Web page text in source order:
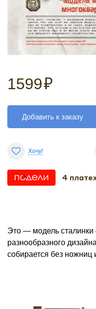
1599₽
Добавить к заказу
Хочу!
4
Это — модель сталинки
разнообразного
собирается без ножниц